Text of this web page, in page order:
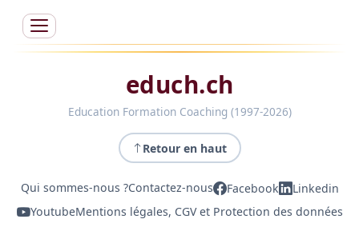
educh.ch
Education Formation Coaching (1997-2026)
Retour en haut
Qui sommes-nous ?Contactez-nous Facebook
Linkedin
YoutubeMentions légales, CGV et Protection des données